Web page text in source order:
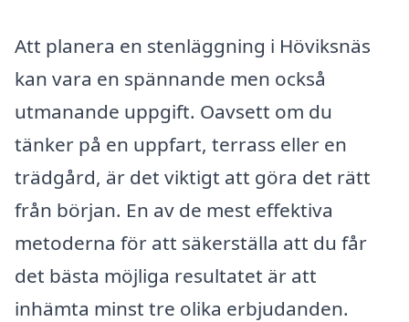
Att planera en stenläggning i Höviksnäs
kan vara en spännande men också
utmanande uppgift. Oavsett om du
tänker på en uppfart, terrass eller en
trädgård, är det viktigt att göra det rätt
från början. En av de mest effektiva
metoderna för att säkerställa att du får
det bästa möjliga resultatet är att
inhämta minst tre olika erbjudanden.